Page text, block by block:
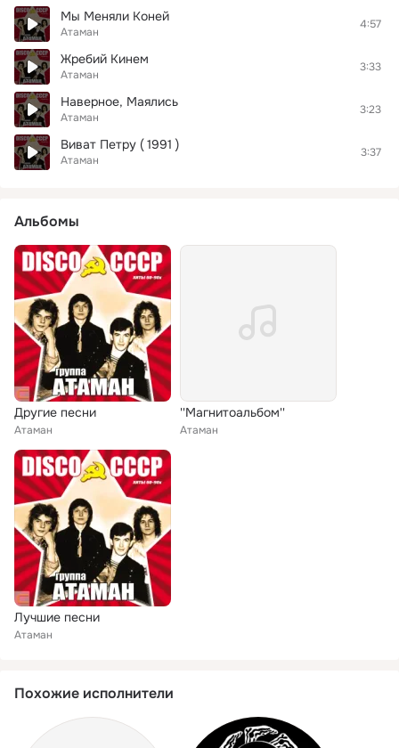
Мы Меняли Коней
Атаман
4:57
Жребий Кинем
Атаман
3:33
Наверное, Маялись
Атаман
3:23
Виват Петру ( 1991 )
Атаман
3:37
Альбомы
Другие песни
Атаман
''Магнитоальбом''
Атаман
Лучшие песни
Атаман
Похожие исполнители